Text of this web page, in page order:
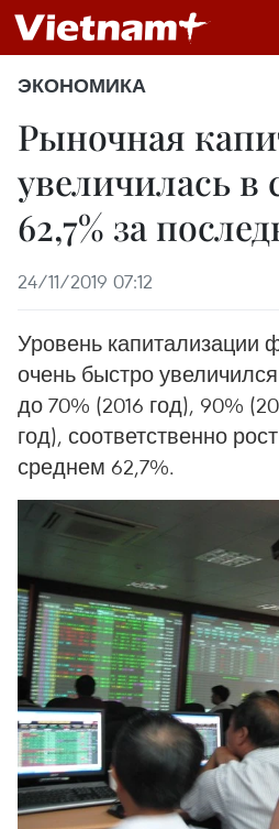
ЭКОНОМИКА
Рыночная
увеличилась в
62,7% за
24/11/2019 07:12
Уровень капитализации
очень быстро
до 70% (2016 год), 90%
год), соответственно
среднем 62,7%.